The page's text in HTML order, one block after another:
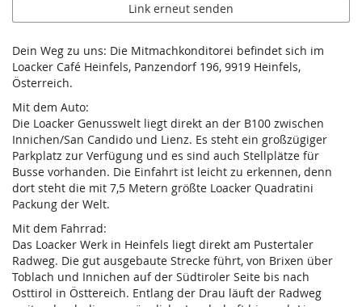
Link erneut senden
Dein Weg zu uns: Die Mitmachkonditorei befindet sich im
Loacker Café Heinfels, Panzendorf 196, 9919 Heinfels,
Österreich.
Mit dem Auto:
Die Loacker Genusswelt liegt direkt an der B100 zwischen
Innichen/San Candido und Lienz. Es steht ein großzügiger
Parkplatz zur Verfügung und es sind auch Stellplätze für
Busse vorhanden. Die Einfahrt ist leicht zu erkennen, denn
dort steht die mit 7,5 Metern größte Loacker Quadratini
Packung der Welt.
Mit dem Fahrrad:
Das Loacker Werk in Heinfels liegt direkt am Pustertaler
Radweg. Die gut ausgebaute Strecke führt, von Brixen über
Toblach und Innichen auf der Südtiroler Seite bis nach
Osttirol in Östtereich. Entlang der Drau läuft der Radweg